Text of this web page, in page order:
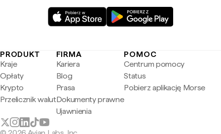
PRODUKT
Kraje
Opłaty
Krypto
Przelicznik walut
FIRMA
Kariera
Blog
Prasa
Dokumenty prawne
Ujawnienia
POMOC
Centrum pomocy
Status
Pobierz aplikację Morse